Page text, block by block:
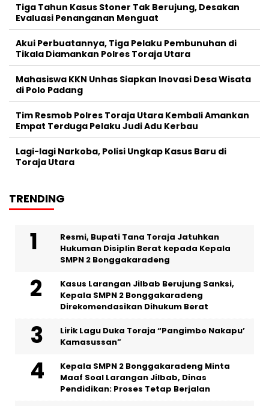
Tiga Tahun Kasus Stoner Tak Berujung, Desakan
Evaluasi Penanganan Menguat
Akui Perbuatannya, Tiga Pelaku Pembunuhan di
Tikala Diamankan Polres Toraja Utara
Mahasiswa KKN Unhas Siapkan Inovasi Desa Wisata
di Polo Padang
Tim Resmob Polres Toraja Utara Kembali Amankan
Empat Terduga Pelaku Judi Adu Kerbau
Lagi-lagi Narkoba, Polisi Ungkap Kasus Baru di
Toraja Utara
TRENDING
Resmi, Bupati Tana Toraja Jatuhkan
Hukuman Disiplin Berat kepada Kepala
SMPN 2 Bonggakaradeng
Kasus Larangan Jilbab Berujung Sanksi,
Kepala SMPN 2 Bonggakaradeng
Direkomendasikan Dihukum Berat
Lirik Lagu Duka Toraja “Pangimbo Nakapu’
Kamasussan”
Kepala SMPN 2 Bonggakaradeng Minta
Maaf Soal Larangan Jilbab, Dinas
Pendidikan: Proses Tetap Berjalan